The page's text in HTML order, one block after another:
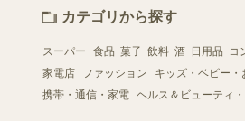
カテゴリから探す
スーパー 食品･菓子･飲料･酒･日用品･コ
家電店
ファッション キッズ・ベビー・
携帯・通信・家電 ヘルス＆ビューティ